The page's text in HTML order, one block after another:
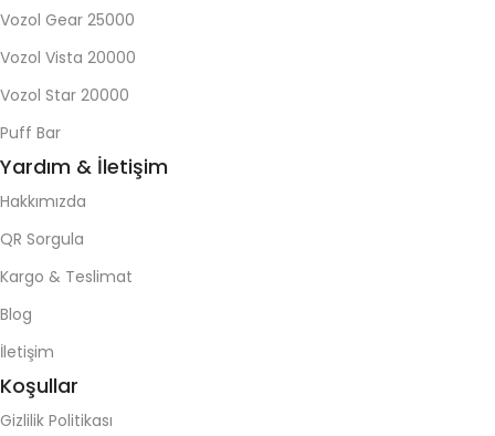
Vozol Gear 25000
Vozol Vista 20000
Vozol Star 20000
Puff Bar
Yardım & İletişim
Hakkımızda
QR Sorgula
Kargo & Teslimat
Blog
İletişim
Koşullar
Gizlilik Politikası